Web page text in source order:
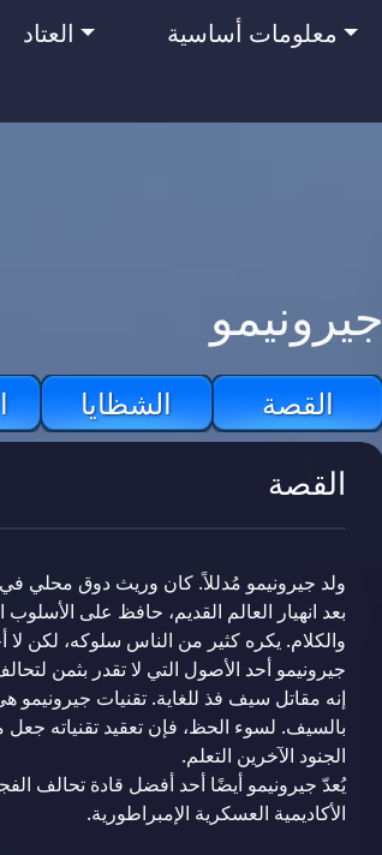
العتاد معلومات أساسية
جيرونيمو
القصة الشظايا
القصة
ولد جيرونيمو مُدللاً. كان وريث دوق محلي في
بعد انهيار العالم القديم، حافظ على الأسلوب
والكلام. يكره كثير من الناس سلوكه، لكن لا
جيرونيمو أحد الأصول التي لا تقدر بثمن
إنه مقاتل سيف فذ للغاية. تقنيات جيرونيمو
بالسيف. لسوء الحظ، فإن تعقيد تقنياته
الجنود الآخرين التعلم.
يُعدّ جيرونيمو أيضًا أحد أفضل قادة تحالف
الأكاديمية العسكرية الإمبراطورية.